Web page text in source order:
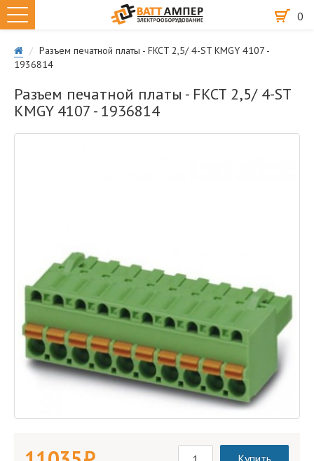
0
Разъем печатной платы - FKCT 2,5/ 4-ST KMGY 4107 -
1936814
Разъем печатной платы - FKCT 2,5/ 4-ST
KMGY 4107 - 1936814
Купить